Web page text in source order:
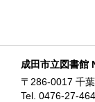
成田市立図書
〒286-0017 千
Tel. 0476-27-